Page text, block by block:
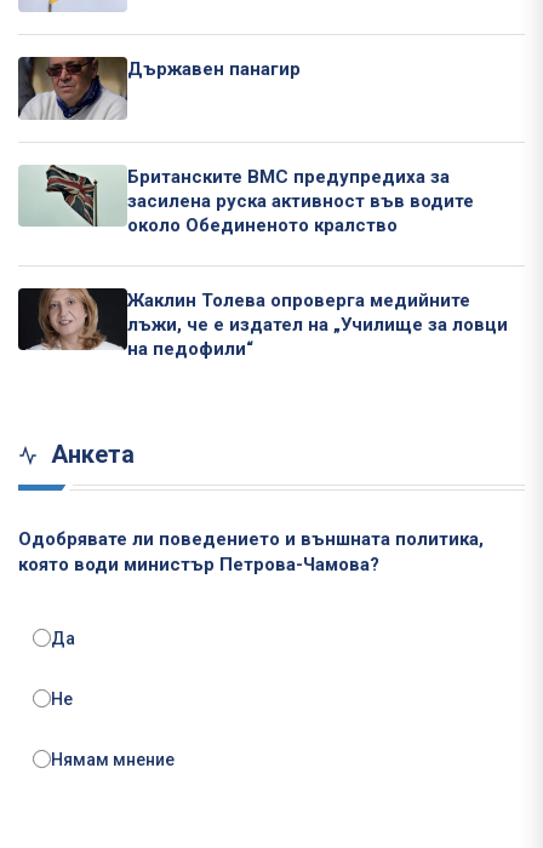
Държавен панагир
Британските ВМС предупредиха за
засилена руска активност във водите
около Обединеното кралство
Жаклин Толева опроверга медийните
лъжи, че е издател на „Училище за ловци
на педофили“
Анкета
Одобрявате ли поведението и външната политика,
която води министър Петрова-Чамова?
Да
Не
Нямам мнение